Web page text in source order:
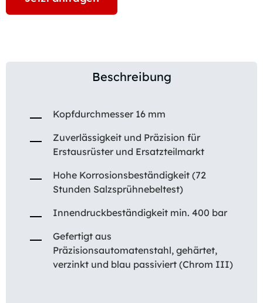
Beschreibung
Kopfdurchmesser 16 mm
Zuverlässigkeit und Präzision für
Erstausrüster und Ersatzteilmarkt
Hohe Korrosionsbeständigkeit (72
Stunden Salzsprühnebeltest)
Innendruckbeständigkeit min. 400 bar
Gefertigt aus
Präzisionsautomatenstahl, gehärtet,
verzinkt und blau passiviert (Chrom III)